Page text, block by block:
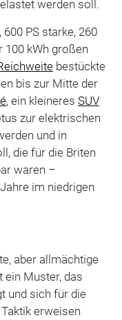
werden soll.
PS starke, 260
kWh großen
bestückte
bis zur Mitte der
, ein kleineres SUV
zur elektrischen
und in
die für die Briten
waren –
im niedrigen
aber allmächtige
ein Muster, das
und sich für die
erweisen